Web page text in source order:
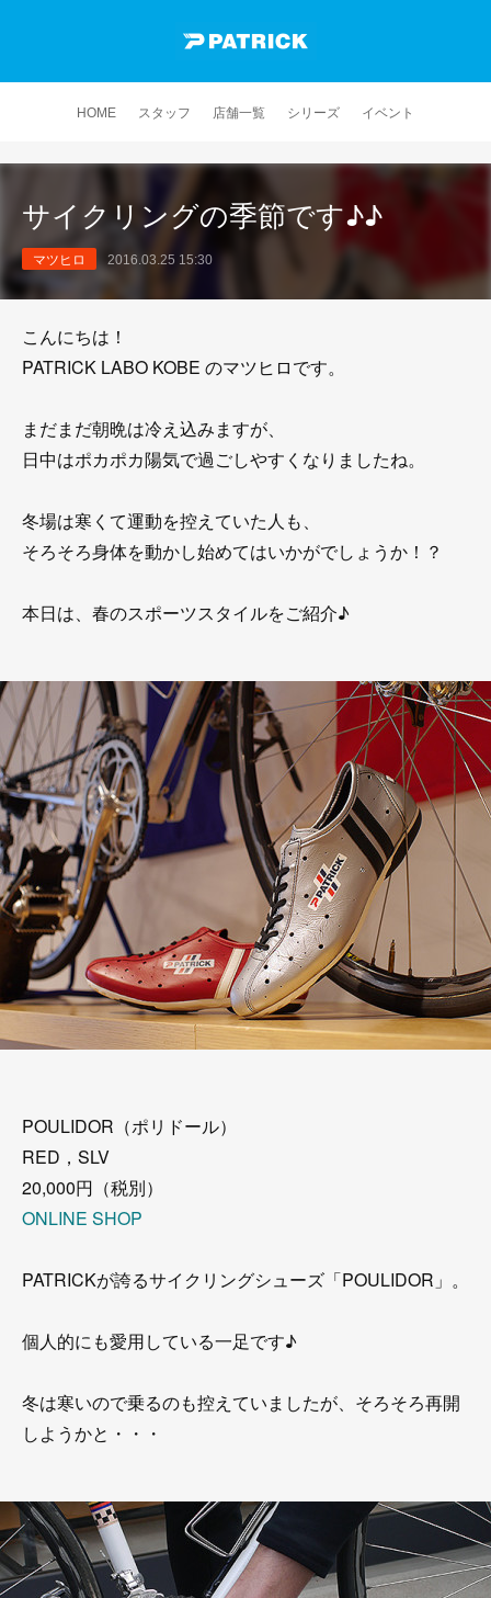
HOME スタッフ 店舗一覧 シリーズ イベント
サイクリングの季節です♪♪
マツヒロ 2016.03.25 15:30
こんにちは！
PATRICK LABO KOBE のマツヒロです。
まだまだ朝晩は冷え込みますが、
日中はポカポカ陽気で過ごしやすくなりましたね。
冬場は寒くて運動を控えていた人も、
そろそろ身体を動かし始めてはいかがでしょうか！？
本日は、春のスポーツスタイルをご紹介♪
POULIDOR（ポリドール）
RED，SLV
20,000円（税別）
ONLINE SHOP
PATRICKが誇るサイクリングシューズ「POULIDOR」。
個人的にも愛用している一足です♪
冬は寒いので乗るのも控えていましたが、そろそろ再開
しようかと・・・